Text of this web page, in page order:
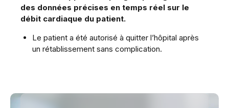
des données précises en temps réel sur le
débit cardiaque du patient.
Le patient a été autorisé à quitter l’hôpital après
un rétablissement sans complication.